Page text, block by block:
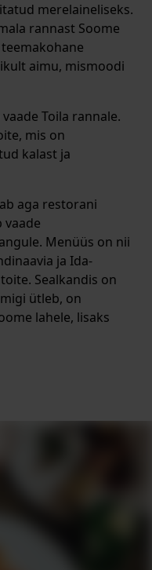
merelaineliseks.
rannast Soome
aimu, mismoodi
Toila rannale.
mis on
kalast ja
aga restorani
vaade
Menüüs on nii
ja Ida-
Sealkandis on
ütleb, on
lahele, lisaks